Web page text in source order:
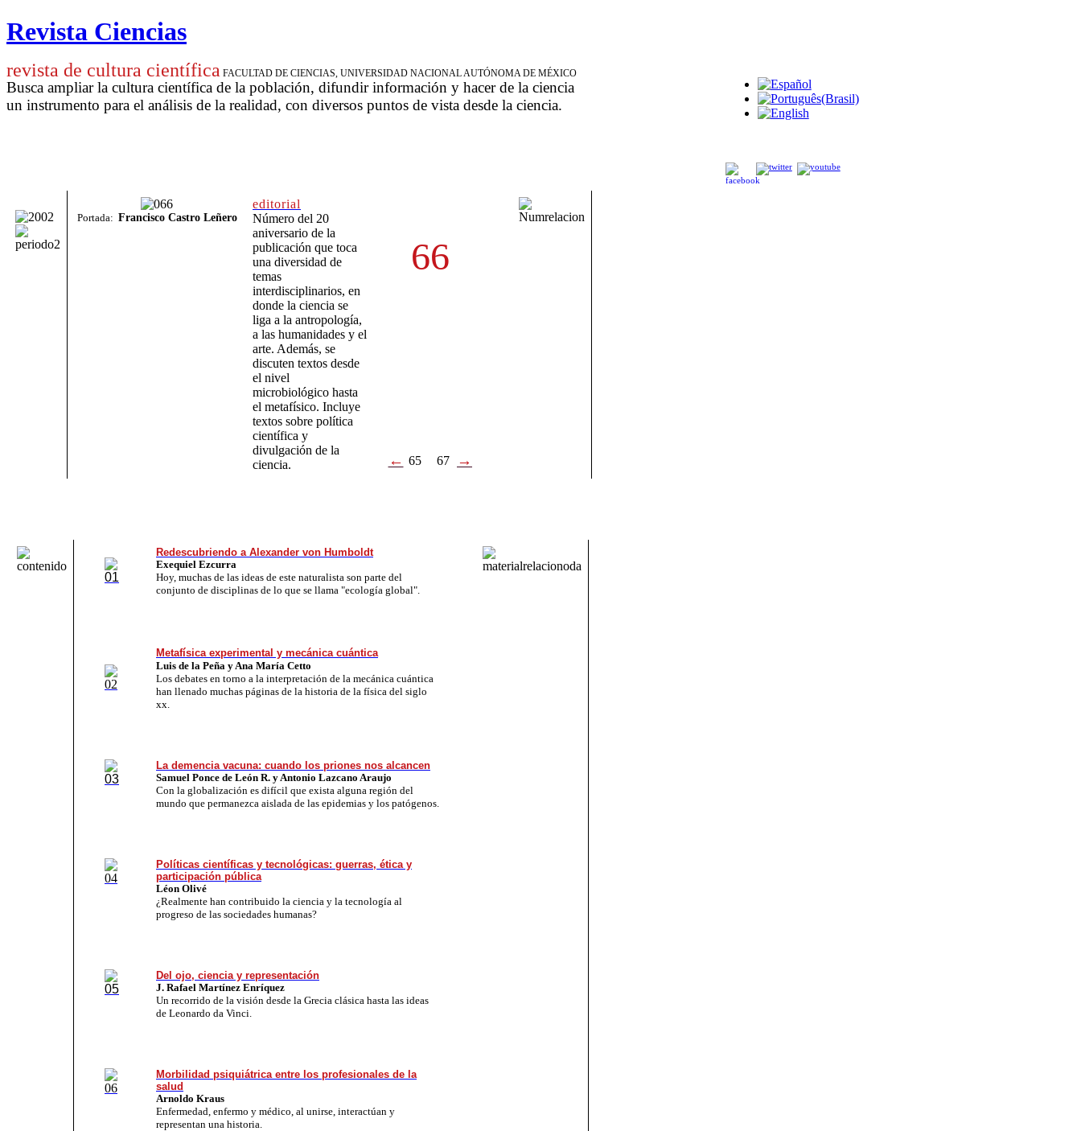
Revista Ciencias
revista de cultura científica FACULTAD DE CIENCIAS, UNIVERSIDAD NACIONAL AUTÓNOMA DE MÉXICO
Busca ampliar la cultura científica de la población, difundir información y hacer de la ciencia
un instrumento para el análisis de la realidad, con diversos puntos de vista desde la ciencia.
Portada: Francisco Castro Leñero
editorial
Número del 20
aniversario de la
publicación que toca
una diversidad de
temas
interdisciplinarios, en
donde la ciencia se
liga a la antropología,
a las humanidades y el
arte. Además, se
discuten textos desde
el nivel
microbiológico hasta
el metafísico. Incluye
textos sobre política
científica y
divulgación de la
ciencia.
66
← 65 67 →
Redescubriendo a Alexander von Humboldt
Exequiel Ezcurra
Hoy, muchas de las ideas de este naturalista son parte del
conjunto de disciplinas de lo que se llama "ecología global".
Metafísica experimental y mecánica cuántica
Luis de la Peña y Ana María Cetto
Los debates en torno a la interpretación de la mecánica cuántica
han llenado muchas páginas de la historia de la física del siglo
xx.
La demencia vacuna: cuando los priones nos alcancen
Samuel Ponce de León R. y Antonio Lazcano Araujo
Con la globalización es difícil que exista alguna región del
mundo que permanezca aislada de las epidemias y los patógenos.
Políticas científicas y tecnológicas: guerras, ética y
participación pública
Léon Olivé
¿Realmente han contribuido la ciencia y la tecnología al
progreso de las sociedades humanas?
Del ojo, ciencia y representación
J. Rafael Martínez Enríquez
Un recorrido de la visión desde la Grecia clásica hasta las ideas
de Leonardo da Vinci.
Morbilidad psiquiátrica entre los profesionales de la
salud
Arnoldo Kraus
Enfermedad, enfermo y médico, al unirse, interactúan y
representan una historia.